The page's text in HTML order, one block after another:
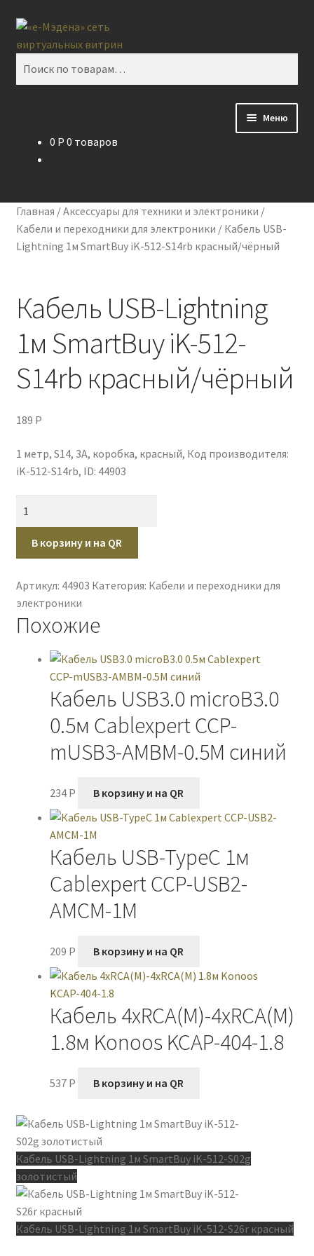
Перейти
к
Перейти
к
Поиск
Меню
Корзина
О проекте eMedena.ru
Оплата через платежный шлюз от PayKeeper
Оформление заказа
Публичная оферта
0 P 0 товаров
Главная /Аксессуары для техники и электроники /
Кабели и переходники для электроники / Кабель USB-
Lightning 1м SmartBuy iK-512-S14rb красный/чёрный
Кабель USB-Lightning
1м SmartBuy iK-512-
S14rb красный/чёрный
189 P
1 метр, S14, 3A, коробка, красный, Код производителя:
iK-512-S14rb, ID: 44903
Кабель
USB-
1м
SmartBuy
S14rb
красный/
чёрный
В корзину и на QR
Артикул: 44903 Категория: Кабели и переходники для
электроники
Похожие
Кабель USB3.0 microB3.0
0.5м Cablexpert CCP-
mUSB3-AMBM-0.5M синий
234 P В корзину и на QR
Кабель USB-TypeC 1м
Cablexpert CCP-USB2-
AMCM-1M
209 P В корзину и на QR
Кабель 4xRCA(M)-4xRCA(M)
1.8м Konoos KCAP-404-1.8
537 P В корзину и на QR
Кабель USB-Lightning 1м SmartBuy iK-512-S02g
золотистый
Кабель USB-Lightning 1м SmartBuy iK-512-S26r красный